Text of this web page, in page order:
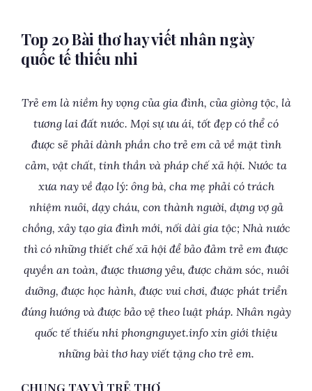
Top 20 Bài thơ hay viết nhân ngày
quốc tế thiếu nhi
Trẻ em là niềm hy vọng của gia đình, của giòng tộc, là
tương lai đất nước. Mọi sự ưu ái, tốt đẹp có thể có
được sẽ phải dành phần cho trẻ em cả về mặt tình
cảm, vật chất, tinh thần và pháp chế xã hội. Nước ta
xưa nay về đạo lý: ông bà, cha mẹ phải có trách
nhiệm nuôi, dạy cháu, con thành người, dựng vợ gả
chồng, xây tạo gia đình mới, nối dài gia tộc; Nhà nước
thì có những thiết chế xã hội để bảo đảm trẻ em được
quyền an toàn, được thương yêu, được chăm sóc, nuôi
dưỡng, được học hành, được vui chơi, được phát triển
đúng hướng và được bảo vệ theo luật pháp. Nhân ngày
quốc tế thiếu nhi phongnguyet.info xin giới thiệu
những bài thơ hay viết tặng cho trẻ em.
CHUNG TAY VÌ TRẺ THƠ